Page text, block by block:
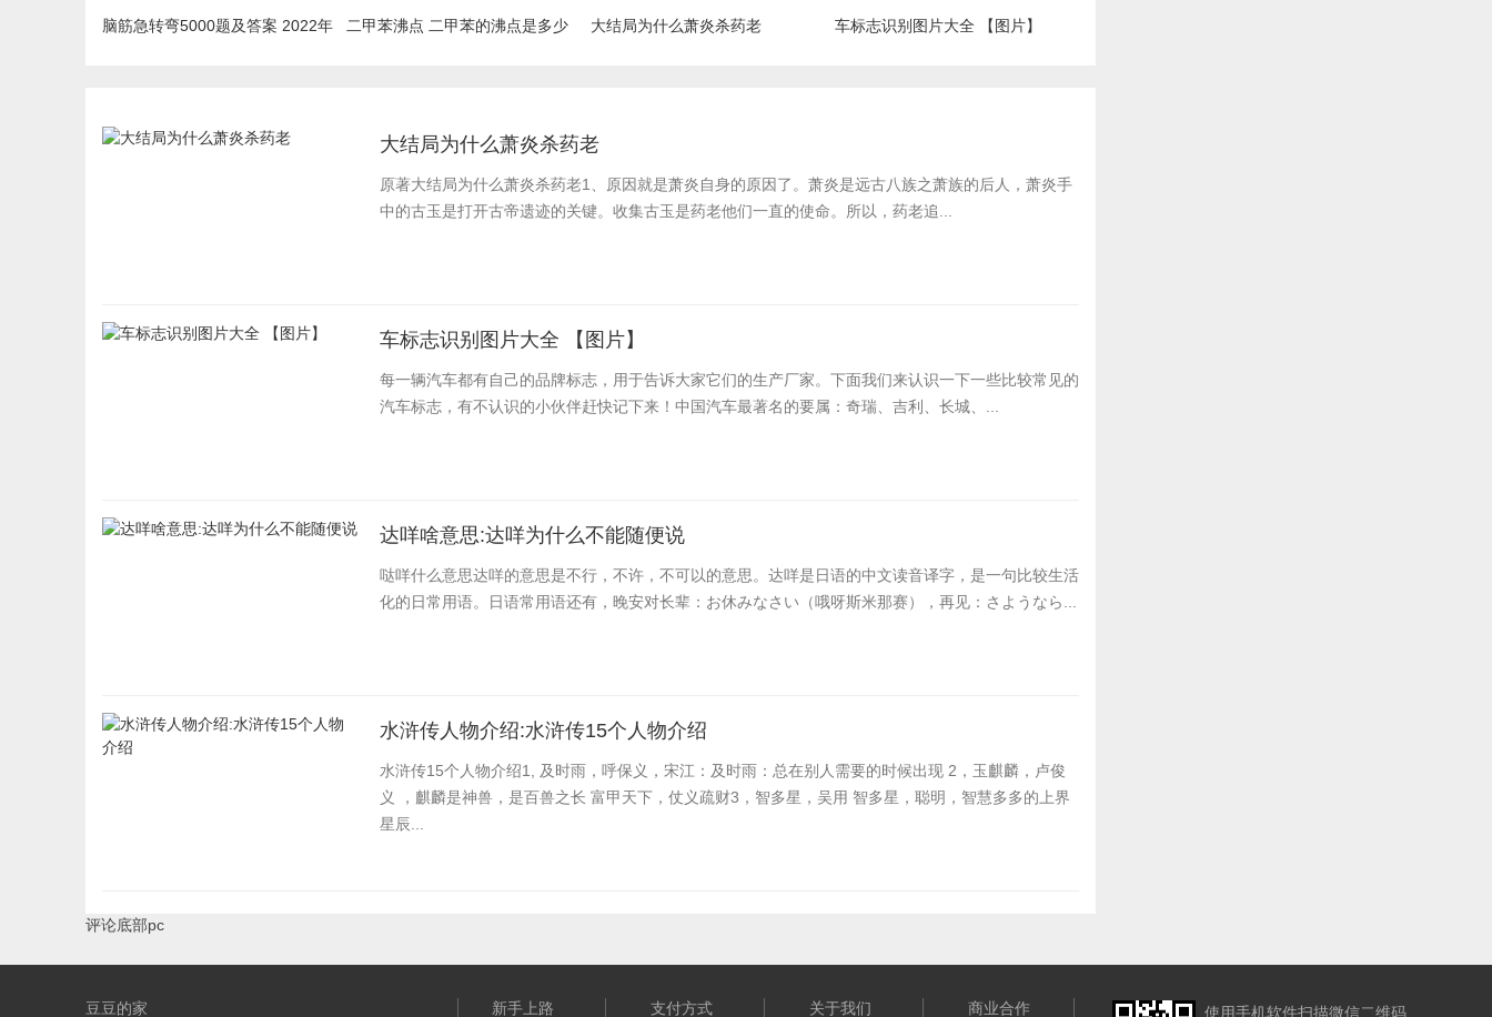
脑筋急转弯5000题及答案 2022年
二甲苯沸点 二甲苯的沸点是多少 大结局为什么萧炎杀药老 车标志识别图片大全 【图片】
大结局为什么萧炎杀药老
原著大结局为什么萧炎杀药老​1、原因就是萧炎自身的原因了。萧炎是远古八族之萧族的后人，萧炎手
中的古玉是打开古帝遗迹的关键。收集古玉是药老他们一直的使命。所以，药老追...
车标志识别图片大全 【图片】
每一辆汽车都有自己的品牌标志，用于告诉大家它们的生产厂家。下面我们来认识一下一些比较常见的
汽车标志，有不认识的小伙伴赶快记下来！中国汽车最著名的要属：奇瑞、吉利、长城、...
达咩啥意思:达咩为什么不能随便说
哒咩什么意思达咩的意思是不行，不许，不可以的意思。达咩是日语的中文读音译字，是一句比较生活
化的日常用语。日语常用语还有，晚安对长辈：お休みなさい（哦呀斯米那赛），再见：さようなら...
水浒传人物介绍:水浒传15个人物介绍
水浒传15个人物介绍1, 及时雨，呼保义，宋江：及时雨：总在别人需要的时候出现 2，玉麒麟，卢俊
义 ，麒麟是神兽，是百兽之长 富甲天下，仗义疏财3，智多星，吴用 智多星，聪明，智慧多多的上界
星辰...
评论底部pc
豆豆的家 新手上路 支付方式 关于我们 商业合作 使用手机软件扫描微信二维码